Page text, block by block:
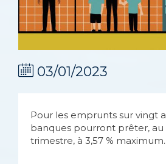
03/01/2023
Pour les emprunts sur vingt
banques pourront prêter,
trimestre, à 3,57 %